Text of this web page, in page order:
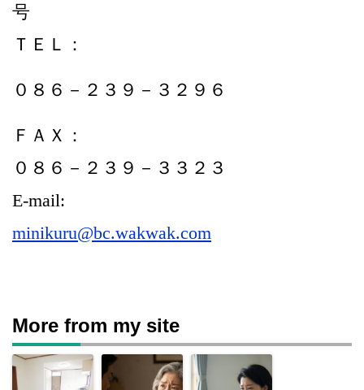
号
ＴＥＬ：
０８６－２３９－３２９６
ＦＡＸ：
０８６－２３９－３３２３
E-mail:
minikuru@bc.wakwak.com
More from my site